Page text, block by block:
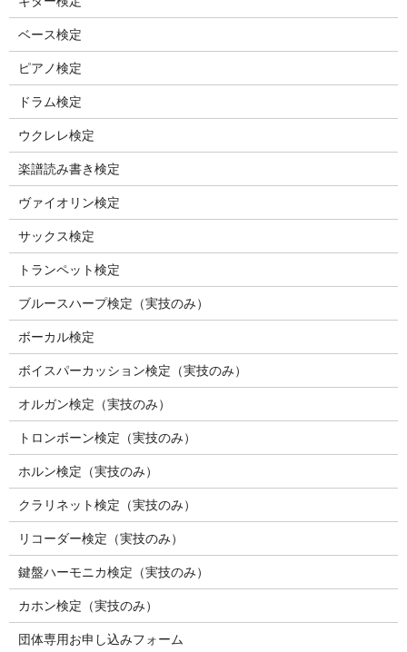
ベース検定
ピアノ検定
ドラム検定
ウクレレ検定
楽譜読み書き検定
ヴァイオリン検定
サックス検定
トランペット検定
ブルースハープ検定（実技のみ）
ボーカル検定
ボイスパーカッション検定（実技のみ）
オルガン検定（実技のみ）
トロンボーン検定（実技のみ）
ホルン検定（実技のみ）
クラリネット検定（実技のみ）
リコーダー検定（実技のみ）
鍵盤ハーモニカ検定（実技のみ）
カホン検定（実技のみ）
団体専用お申し込みフォーム